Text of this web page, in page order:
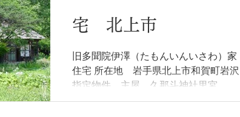
宅 北上市
旧多聞院伊澤（たもんいんいさわ）家
住宅 所在地 岩手県北上市和賀町岩沢
指定物件 主屋、久那斗神社里宮、 建
設年代 主屋＝18世紀後半～19世紀初